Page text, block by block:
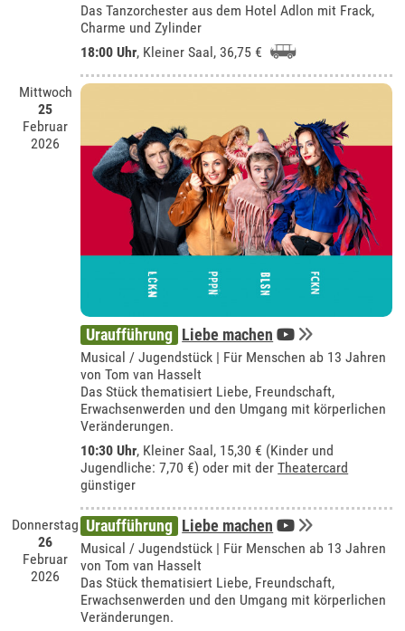
Das Tanzorchester aus dem Hotel Adlon mit Frack,
Charme und Zylinder
18:00 Uhr, Kleiner Saal, 36,75 €
Mittwoch
25
Februar
2026
Uraufführung Liebe machen
Musical / Jugendstück | Für Menschen ab 13 Jahren
von Tom van Hasselt
Das Stück thematisiert Liebe, Freundschaft,
Erwachsenwerden und den Umgang mit körperlichen
Veränderungen.
10:30 Uhr, Kleiner Saal , 15,30 € (Kinder und
Jugendliche: 7,70 €) oder mit derTheatercard
günstiger
Donnerstag
26
Februar
2026
Uraufführung Liebe machen
Musical / Jugendstück | Für Menschen ab 13 Jahren
von Tom van Hasselt
Das Stück thematisiert Liebe, Freundschaft,
Erwachsenwerden und den Umgang mit körperlichen
Veränderungen.